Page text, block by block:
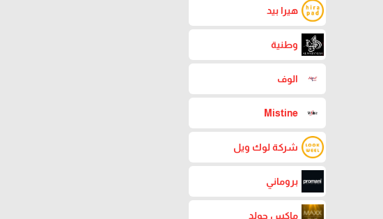
هيرا بيد
وطنية
الوف
Mistine
شركة لوك ويل
بروماني
ماكس جولد